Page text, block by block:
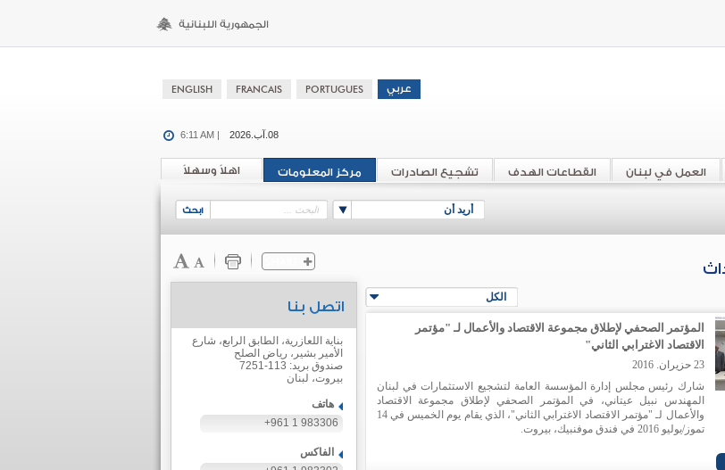
08.آب.2026 6:11 AM |
اهلاً وسهلاً مركز المعلومات تشجيع الصادرات القطاعات الهدف العمل في لبنان
أريد أن
الكل
المؤتمر الصحفي لإطلاق مجموعة الاقتصاد والأعمال لـ "مؤتمر
الاقتصاد الاغترابي الثاني"
23 حزيران. 2016
شارك رئيس مجلس إدارة المؤسسة العامة لتشجيع الاستثمارات في لبنان
المهندس نبيل عيتاني، في المؤتمر الصحفي لإطلاق مجموعة الاقتصاد
والأعمال لـ "مؤتمر الاقتصاد الاغترابي الثاني"، الذي يقام يوم الخميس في 14
تموز/يوليو 2016 في فندق موفنبيك، بيروت.
اتصل بنا
بناية اللعازرية، الطابق الرابع، شارع
الأمير بشير، رياض الصلح
صندوق بريد: 113-7251
بيروت، لبنان
هاتف
+961 1 983306
الفاكس